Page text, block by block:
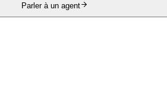
Parler à un agent